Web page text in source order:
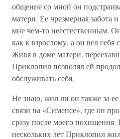
общение со мной он
матери. Ее чрезмерная забота
мне чем-то неестественным.
как к взрослому, а он вел
Живя в доме матери,
Приклопил позволял ей
обслуживать себя.
Не знаю, жил ли он также за ее
связи на «Сименсе», где он
сразу после моего похищения.
нескольких лет Приклопил